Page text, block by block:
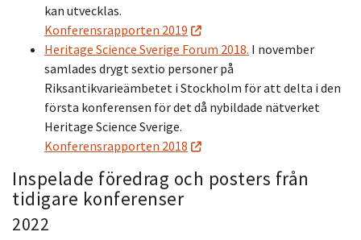
kan utvecklas.
Konferensrapporten 2019
Heritage Science Sverige Forum 2018. I november
samlades drygt sextio personer på
Riksantikvarieämbetet i Stockholm för att delta i den
första konferensen för det då nybildade nätverket
Heritage Science Sverige.
Konferensrapporten 2018
Inspelade föredrag och posters från
tidigare konferenser
2022